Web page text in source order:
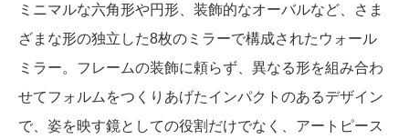
ミニマルな六角形や円形、装飾的なオーバルなど、さま
ざまな形の独立した8枚のミラーで構成されたウォール
ミラー。フレームの装飾に頼らず、異なる形を組み合わ
せてフォルムをつくりあげたインパクトのあるデザイン
で、姿を映す鏡としての役割だけでなく、アートピース